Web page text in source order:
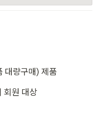
대량구매) 제품
회원 대상